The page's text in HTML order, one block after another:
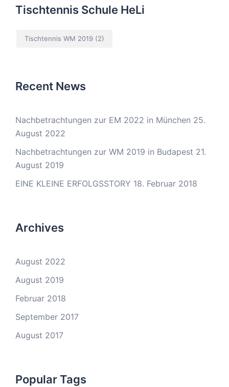
Tischtennis Schule HeLi
Tischtennis WM 2019 (2)
Recent News
Nachbetrachtungen zur EM 2022 in München 25.
August 2022
Nachbetrachtungen zur WM 2019 in Budapest 21.
August 2019
EINE KLEINE ERFOLGSSTORY 18. Februar 2018
Archives
August 2022
August 2019
Februar 2018
September 2017
August 2017
Popular Tags